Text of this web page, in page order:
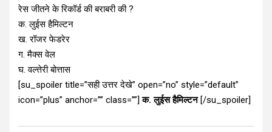
रेस जीतने के रिकॉर्ड की बराबरी की ?
क. लुईस हैमिल्टन
ख. रॉजर फेडरेर
ग. मैक्स वेल
घ. वल्त्तेरी बोत्तास
[su_spoiler title=”सही उत्तर देखे” open=”no” style=”default”
icon=”plus” anchor=”” class=””]क. लुईस हैमिल्टन[/su_spoiler]